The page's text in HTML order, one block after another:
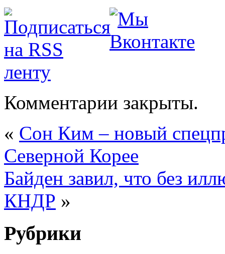
Комментарии закрыты.
« Сон Ким – новый
Северной Корее
Байден завил, что без
КНДР »
Рубрики